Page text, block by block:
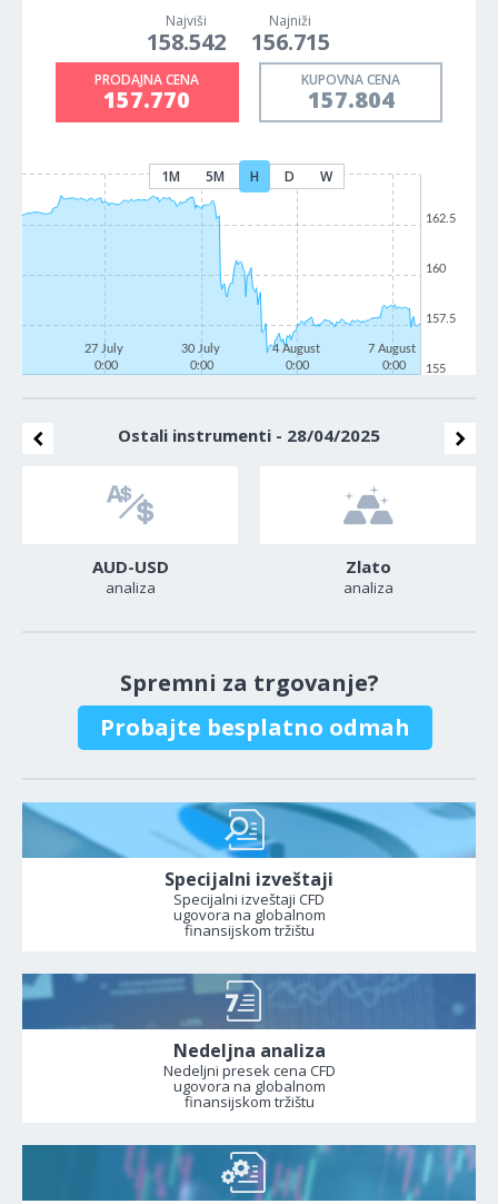
Najviši
158.542
Najniži
156.715
PRODAJNA CENA
157.770
KUPOVNA CENA
157.804
1M 5M H D W
27 July
0:00
30 July
0:00
4 August
0:00
7 August
0:00
155
157.5
160
162.5
Ostali instrumenti - 28/04/2025
AUD-USD
analiza
Zlato
analiza
Spremni za trgovanje?
Probajte besplatno odmah
Specijalni izveštaji
Specijalni izveštaji CFD
ugovora na globalnom
finansijskom tržištu
Nedeljna analiza
Nedeljni presek cena CFD
ugovora na globalnom
finansijskom tržištu